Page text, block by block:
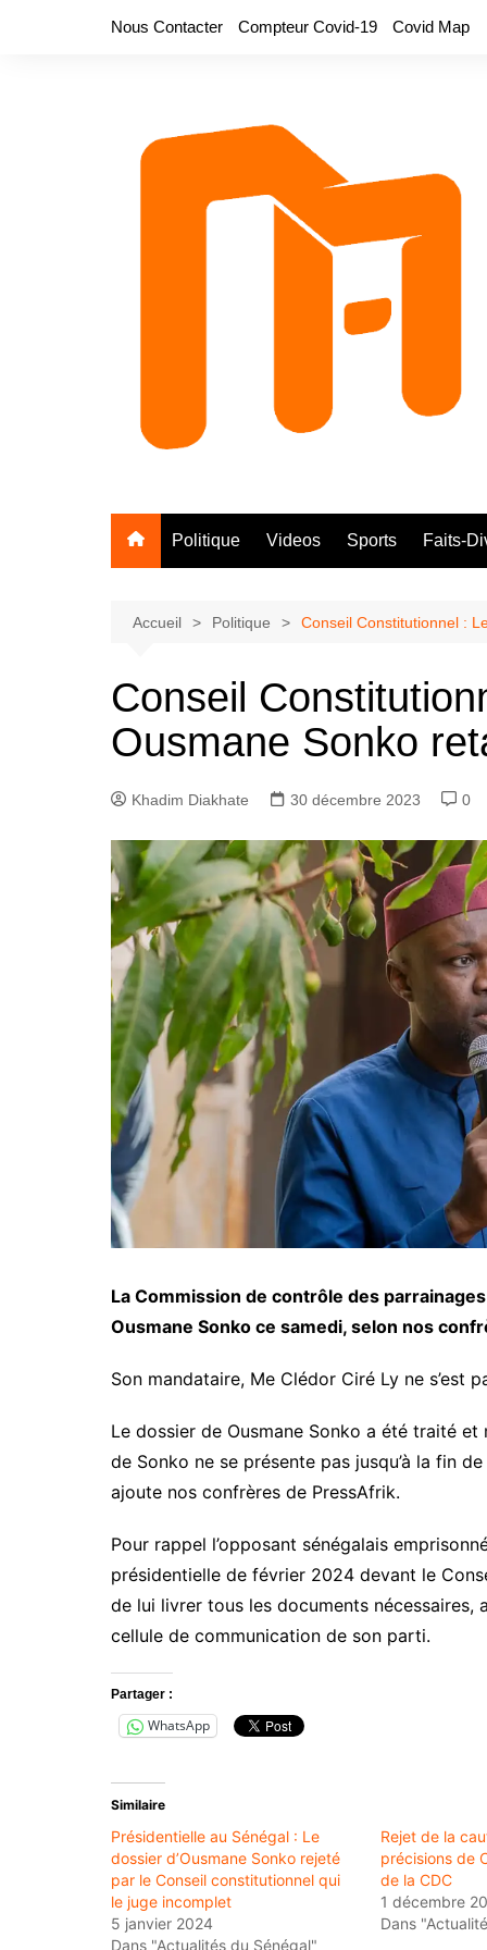
Nous Contacter Compteur Covid-19 Covid Map
Politique Videos Sports Faits-
Accueil Politique Conseil Constitutionnel :
Conseil
Ousmane Sonko
Khadim Diakhate 30 décembre 2023 0
La Commission de contrôle des
Ousmane Sonko ce samedi, selon nos
Son mandataire, Me Clédor Ciré Ly ne s’est
Le dossier de Ousmane Sonko a été traité
de Sonko ne se présente pas jusqu’à la fin
ajoute nos confrères de PressAfrik.
Pour rappel l’opposant sénégalais
présidentielle de février 2024 devant le
de lui livrer tous les documents nécessaires,
cellule de communication de son parti.
Partager :
WhatsApp
Similaire
Présidentielle au Sénégal : Le
dossier d’Ousmane Sonko rejeté
par le Conseil constitutionnel qui
le juge incomplet
5 janvier 2024
Dans "Actualités du Sénégal"
Rejet de la
précisions de
de la CDC
1 décembre
Dans